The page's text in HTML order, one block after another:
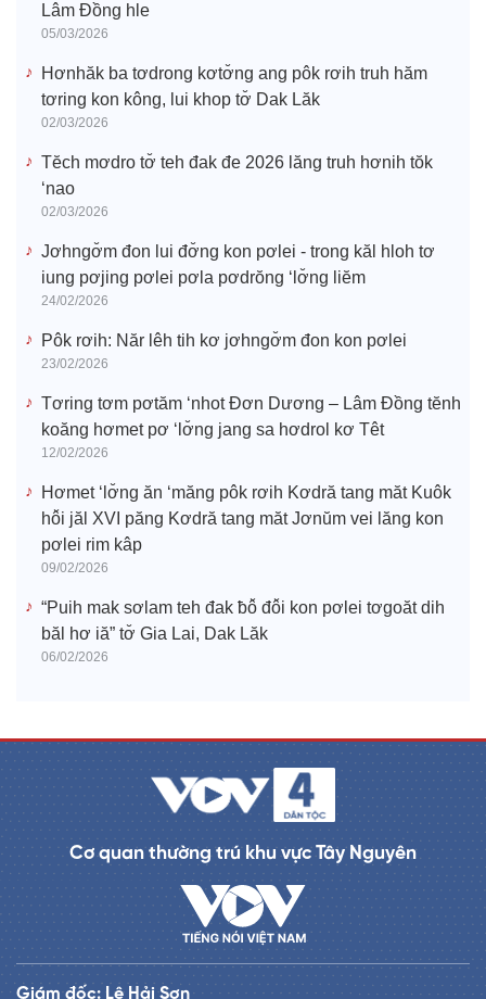
Lâm Đồng hle
05/03/2026
Hơnhăk ba tơdrong kơtơ̆ng ang pôk rơih truh hăm
tơring kon kông, lui khop tơ̆ Dak Lăk
02/03/2026
Tĕch mơdro tơ̆ teh đak đe 2026 lăng truh hơnih tŏk
‘nao
02/03/2026
Jơhngơ̆m đon lui đơ̆ng kon pơlei - trong kăl hloh tơ
iung pơjing pơlei pơla pơdrŏng ‘lơ̆ng liĕm
24/02/2026
Pôk rơih: Năr lêh tih kơ jơhngơ̆m đon kon pơlei
23/02/2026
Tơring tơm pơtăm ‘nhot Đơn Dương – Lâm Đồng tĕnh
koăng hơmet pơ ‘lơ̆ng jang sa hơdrol kơ Têt
12/02/2026
Hơmet ‘lơ̆ng ăn ‘măng pôk rơih Kơdră tang măt Kuôk
hô̆i jăl XVI păng Kơdră tang măt Jơnŭm vei lăng kon
pơlei rim kâp
09/02/2026
“Puih mak sơlam teh đak ƀô̆ đô̆i kon pơlei tơgoăt dih
băl hơ iă” tơ̆ Gia Lai, Dak Lăk
06/02/2026
Cơ quan thường trú khu vực Tây Nguyên
Giám đốc: Lê Hải Sơn